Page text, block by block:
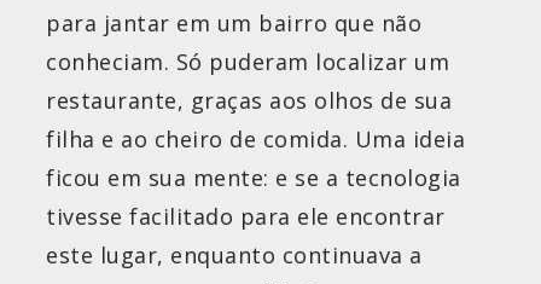
para jantar em um bairro que não
conheciam. Só puderam localizar um
restaurante, graças aos olhos de sua
filha e ao cheiro de comida. Uma ideia
ficou em sua mente: e se a tecnologia
tivesse facilitado para ele encontrar
este lugar, enquanto continuava a